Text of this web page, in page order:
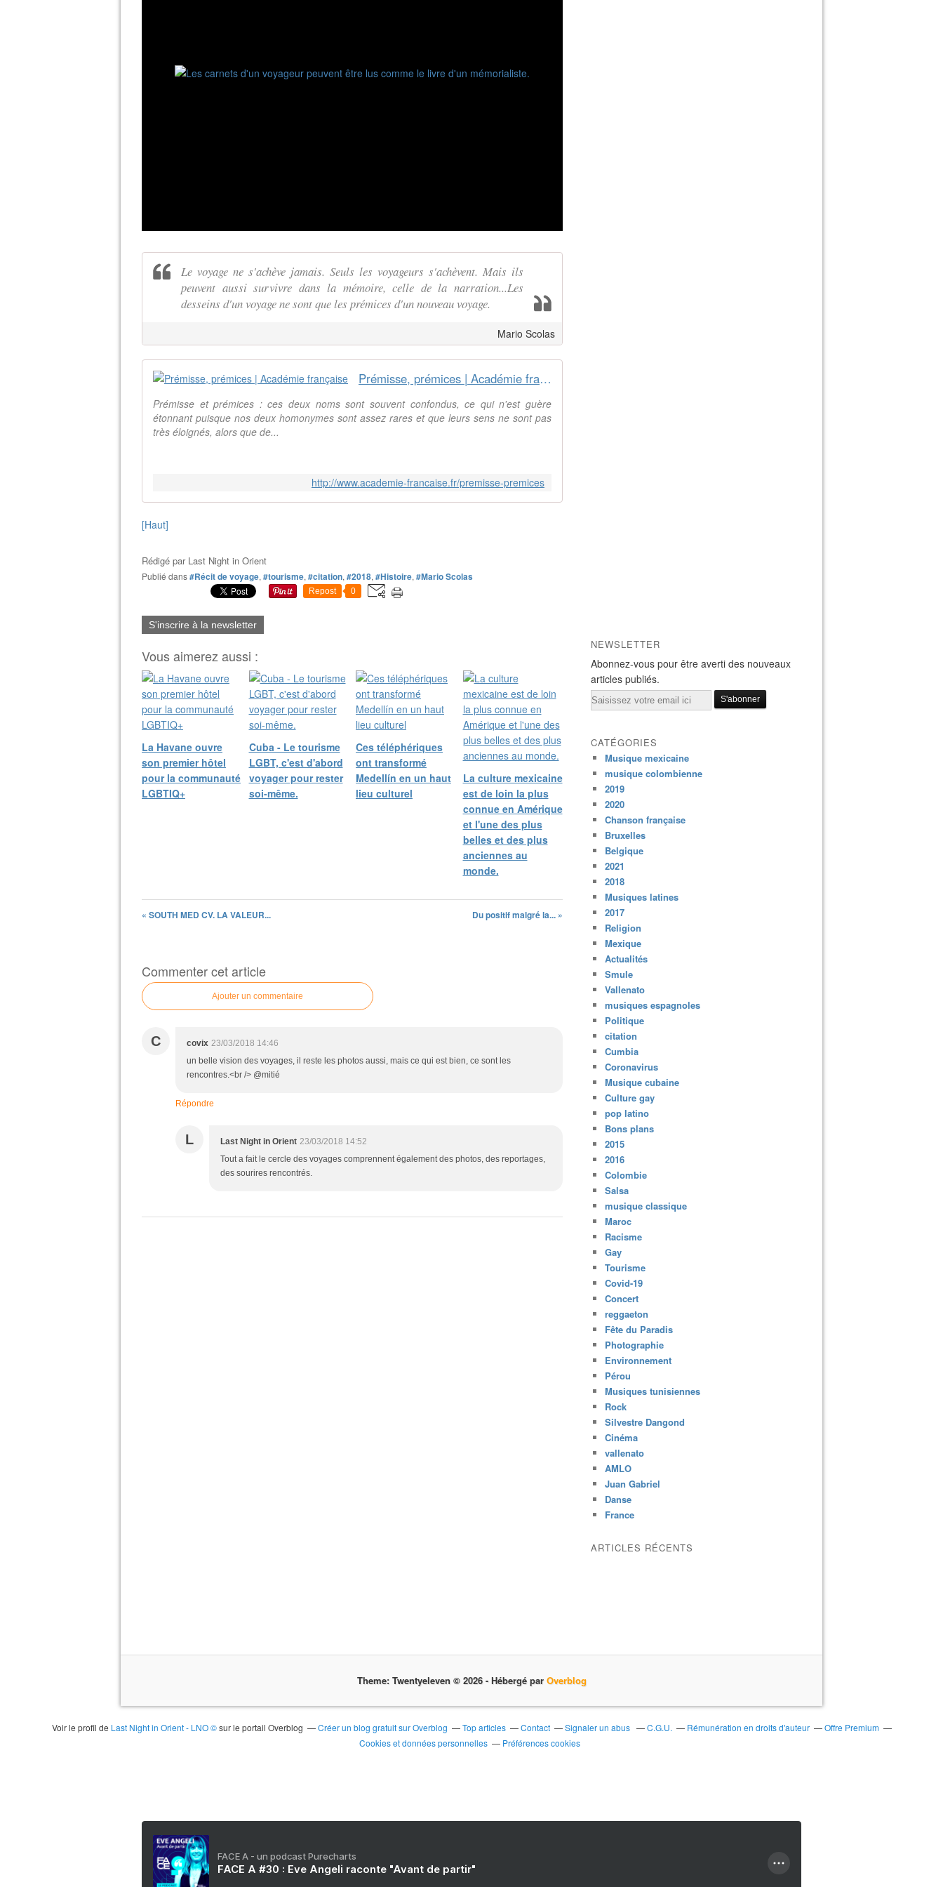
Le voyage ne s'achève jamais. Seuls les voyageurs s'achèvent. Mais ils
peuvent aussi survivre dans la mémoire, celle de la narration...Les
desseins d'un voyage ne sont que les prémices d'un nouveau voyage.
Mario Scolas
Prémisse, prémices | Académie française
Prémisse et prémices : ces deux noms sont souvent confondus, ce qui n'est guère
étonnant puisque nos deux homonymes sont assez rares et que leurs sens ne sont pas
très éloignés, alors que de...
http://www.academie-francaise.fr/premisse-premices
[Haut]
Rédigé par Last Night in Orient
Publié dans#Récit de voyage, #tourisme, #citation, #2018, #Histoire, #Mario Scolas
Repost 0
S'inscrire à la newsletter
Vous aimerez aussi :
La Havane ouvre
son premier hôtel
pour la communauté
LGBTIQ+
Cuba - Le tourisme
LGBT, c'est d'abord
voyager pour rester
soi-même.
Ces téléphériques
ont transformé
Medellín en un haut
lieu culturel
La culture mexicaine
est de loin la plus
connue en Amérique
et l'une des plus
belles et des plus
anciennes au
monde.
« SOUTH MED CV. LA VALEUR... Du positif malgré la... »
Commenter cet article
Ajouter un commentaire
C covix 23/03/2018 14:46
un belle vision des voyages, il reste les photos aussi, mais ce qui est bien, ce sont les
rencontres.<br /> @mitié
Répondre
L Last Night in Orient 23/03/2018 14:52
Tout a fait le cercle des voyages comprennent également des photos, des reportages,
des sourires rencontrés.
NEWSLETTER
Abonnez-vous pour être averti des nouveaux
articles publiés.
Email
CATÉGORIES
Musique mexicaine
musique colombienne
2019
2020
Chanson française
Bruxelles
Belgique
2021
2018
Musiques latines
2017
Religion
Mexique
Actualités
Smule
Vallenato
musiques espagnoles
Politique
citation
Cumbia
Coronavirus
Musique cubaine
Culture gay
pop latino
Bons plans
2015
2016
Colombie
Salsa
musique classique
Maroc
Racisme
Gay
Tourisme
Covid-19
Concert
reggaeton
Fête du Paradis
Photographie
Environnement
Pérou
Musiques tunisiennes
Rock
Silvestre Dangond
Cinéma
vallenato
AMLO
Juan Gabriel
Danse
France
ARTICLES RÉCENTS
Theme: Twentyeleven © 2026 - Hébergé par Overblog
Voir le profil de Last Night in Orient - LNO ©sur le portail Overblog Créer un blog gratuit sur Overblog Top articles Contact Signaler un abus C.G.U. Rémunération en droits d'auteur
Offre Premium
Cookies et données personnelles
Préférences cookies
FACE A - un podcast Purecharts
FACE A #30 : Eve Angeli raconte "Avant de partir"